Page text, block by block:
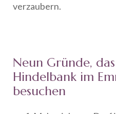
verzaubern.
Neun Gründe,
Hindelbank im
besuchen